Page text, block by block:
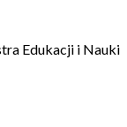
Edukacji i Nauki